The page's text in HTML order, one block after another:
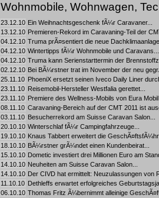
Wohnmobile, Wohnwagen,
23.12.10 Ein Weihnachtsgeschenk fÃ¼r Caravaner...
13.12.10 Premieren-Rekord im Caravaning-Teil der
04.12.10 Truma prÃ¤sentiert die neue
04.12.10 Wintertipps fÃ¼r Wohnmobile und Caravans...
04.12.10 Truma kann Serienstarttermin der
02.12.10 Bei BÃ¼rstner trat im November der neu
25.11.10 PhoeniX ersetzt seinen Iveco Daily Liner
23.11.10 Reisemobil-Hersteller Westfalia gerettet...
23.11.10 Premiere des Wellness-Mobils von Eura
08.11.10 Caravaning-Bereich auf der CMT 2011 ist
03.11.10 Besucherrekord am Suisse Caravan Salon...
20.10.10 Winterschlaf fÃ¼r Campingfahrzeuge...
19.10.10 Knaus Tabbert erweitert die
18.10.10 BÃ¼rstner grÃ¼ndet einen Kundenbeirat...
15.10.10 Dometic investiert drei Millionen Euro am
14.10.10 Neuheiten am Suisse Caravan Salon...
14.10.10 Der CIVD hat ermittelt: Neuzulassungen von
11.10.10 Dethleffs erwartet erfolgreiches
06.10.10 Thomas Fritz Ã¼bernimmt alleinige